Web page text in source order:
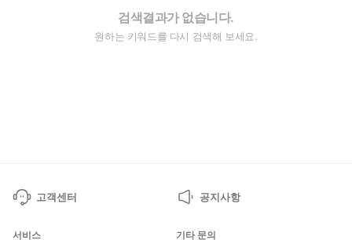
검색결과가 없습니다.
원하는 키워드를 다시 검색해 보세요.
고객센터 공지사항
서비스 기타 문의